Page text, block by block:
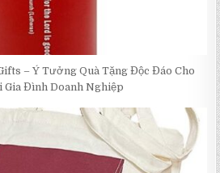
– Ý Tưởng Quà Tặng Độc Đáo Cho
Gia Đình Doanh Nghiệp